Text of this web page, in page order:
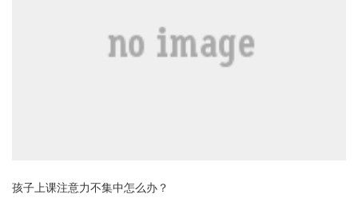
孩子上课注意力不集中怎么办？